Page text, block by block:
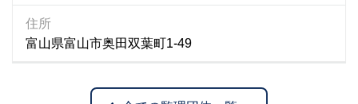
住所
富山県富山市奥田双葉町1-49